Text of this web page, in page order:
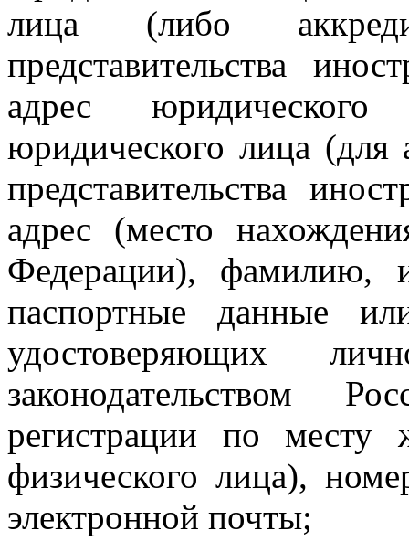
лица (либо
представительства
адрес
юридического лица (для
представительства
адрес (место
Федерации), фамилию,
паспортные данные
удостоверяющих
законодательством
регистрации по месту
физического лица),
электронной почты;